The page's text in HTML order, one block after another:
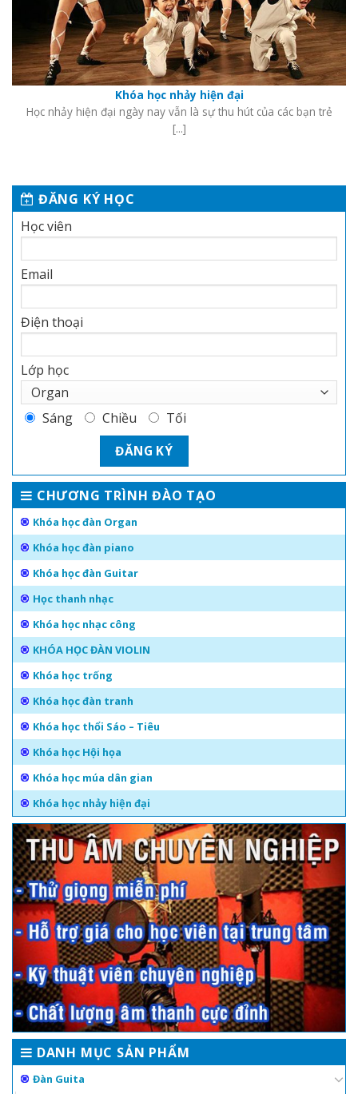
ĐĂNG KÝ HỌC
Học viên
Email
Điện thoại
Lớp học
Sáng Chiều Tối
CHƯƠNG TRÌNH ĐÀO TẠO
Khóa học đàn Organ
Khóa học đàn piano
Khóa học đàn Guitar
Học thanh nhạc
Khóa học nhạc công
KHÓA HỌC ĐÀN VIOLIN
Khóa học trống
Khóa học đàn tranh
Khóa học thổi Sáo – Tiêu
Khóa học Hội họa
Khóa học múa dân gian
Khóa học nhảy hiện đại
DANH MỤC SẢN PHẨM
Đàn Guita
Khóa học nhảy hiện đại
Học nhảy hiện đại ngày nay vẫn là sự thu hút của các bạn trẻ
[...]